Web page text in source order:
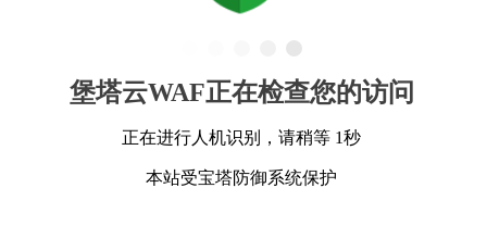
堡塔云WAF正在检查您的访问
正在进行人机识别，请稍等 1秒
本站受宝塔防御系统保护